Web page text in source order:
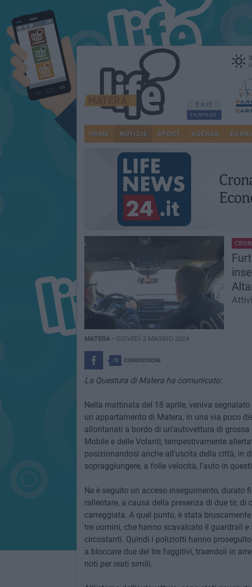
7.517
FANPAGE
HOME NOTIZIE SPORT AGENDA
MATERA - GIOVEDÌ 2 MAGGIO 2024
78 CONDIVISIONI
La Questura di Matera ha comunicato:
Nella mattinata del 18 aprile, veniva
un appartamento di Matera, in una via poco
allontanati a bordo di un'autovettura di
Mobile e delle Volanti, tempestivamente
posizionandosi anche all'uscita della città, in
sopraggiungere, a folle velocità, l'auto in
Ne è seguito un acceso inseguimento,
rallentare, a causa della presenza di due tir,
carreggiata. A quel punto, è stata
tre uomini, che hanno scavalcato il guardrail
circostanti. Quindi i poliziotti hanno
a bloccare due dei tre fuggitivi, traendoli in
noti per reati simili.